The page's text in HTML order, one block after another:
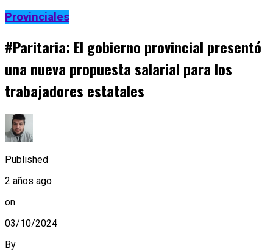
Provinciales
#Paritaria: El gobierno provincial presentó
una nueva propuesta salarial para los
trabajadores estatales
Published
2 años ago
on
03/10/2024
By